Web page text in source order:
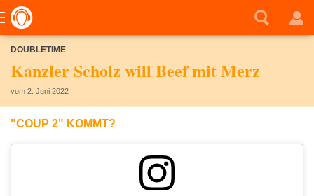
DOUBLETIME
Kanzler Scholz will Beef mit Merz
vom 2. Juni 2022
"COUP 2" KOMMT?